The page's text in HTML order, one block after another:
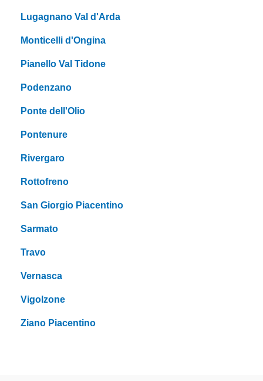
Lugagnano Val d'Arda
Monticelli d'Ongina
Pianello Val Tidone
Podenzano
Ponte dell'Olio
Pontenure
Rivergaro
Rottofreno
San Giorgio Piacentino
Sarmato
Travo
Vernasca
Vigolzone
Ziano Piacentino